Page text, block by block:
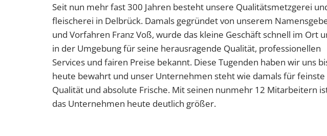
Seit nun mehr fast 300 Jahren besteht unsere Qualitätsmetzgerei
fleischerei in Delbrück. Damals gegründet von unserem
und Vorfahren Franz Voß, wurde das kleine Geschäft schnell im Ort
in der Umgebung für seine herausragende Qualität, professionellen
Services und fairen Preise bekannt. Diese Tugenden haben wir uns
heute bewahrt und unser Unternehmen steht wie damals für feinste
Qualität und absolute Frische. Mit seinen nunmehr 12 Mitarbeitern
das Unternehmen heute deutlich größer.